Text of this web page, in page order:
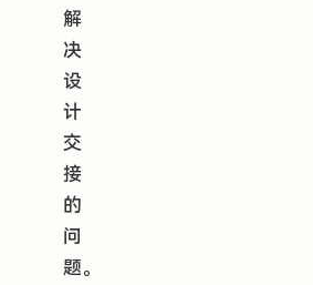
解
决
设
计
交
接
的
问
题。